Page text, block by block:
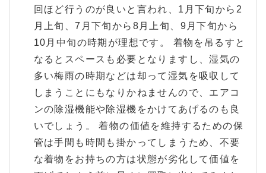
回ほど行うのが良いと言われ、1月下旬から2
月上旬、7月下旬から8月上旬、9月下旬から
10月中旬の時期が理想です。 着物を吊るすと
なるとスペースも必要となりますし、湿気の
多い梅雨の時期などは却って湿気を吸収して
しまうことにもなりかねませんので、エアコ
ンの除湿機能や除湿機をかけてあげるのも良
いでしょう。 着物の価値を維持するための保
管は手間も時間も掛かってしまうため、不要
な着物をお持ちの方は状態が劣化して価値を